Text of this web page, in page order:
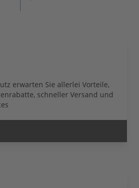
erwarten Sie allerlei Vorteile,
schneller Versand und